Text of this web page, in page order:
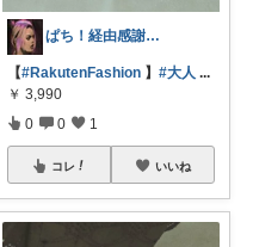
ぱち！経由感謝📚🏳️‍🌈👚🕊️
【#RakutenFashion 】 #大人 ...
￥ 3,990
0 0 1
コレ いいね